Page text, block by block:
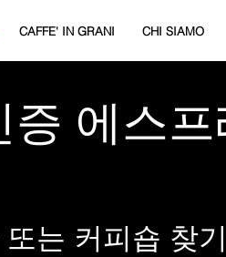
CAFFE' IN GRANI CHI SIAMO
증 에스
또는 커피숍 찾기